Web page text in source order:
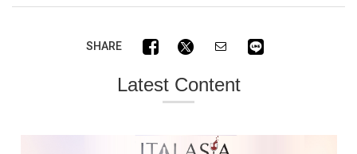
SHARE
Latest Content